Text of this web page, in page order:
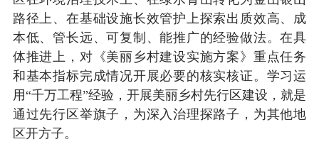
路径上、在基础设施长效管护上探索出质效高、成
本低、管长远、可复制、能推广的经验做法。在具
体推进上，对《美丽乡村建设实施方案》重点任务
和基本指标完成情况开展必要的核实核证。学习运
用“千万工程”经验，开展美丽乡村先行区建设，就是
通过先行区举旗子，为深入治理探路子，为其他地
区开方子。